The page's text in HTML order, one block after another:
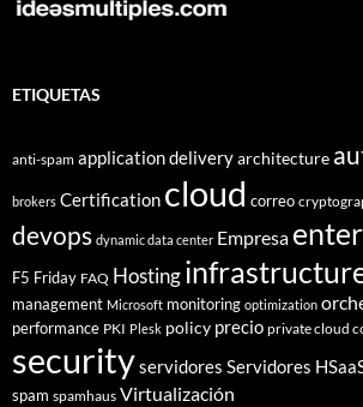
ETIQUETAS
anti-spam application deliveryarchitecture
brokers Certification cloud correo
devops dynamic data center Empresa
F5 Friday FAQ Hosting
management Microsoft monitoring optimization
performance PKI Plesk policy precio private cloud
securityservidores Servidores
spam spamhaus Virtualización